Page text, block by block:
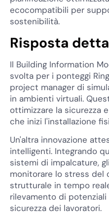
ecocompatibili per
sostenibilità.
Risposta
Il Building Information
svolta per i ponteggi
project manager di
in ambienti virtuali.
ottimizzare la sicurezza
che inizi l'installazione
Un'altra innovazione
intelligenti. Integrando
sistemi di impalcature,
monitorare lo stress del
strutturale in tempo
rilevamento di
sicurezza dei lavoratori.